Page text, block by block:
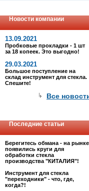
Новости компании
13.09.2021
Пробковые прокладки - 1 шт
за 18 копеек. Это выгодно!
29.03.2021
Большое поступление на
склад инструмент для стекла.
Спешите!
Все
Последние статьи
Берегитесь обмана - на рынке
появились круги для
обработки стекла
производства "КИТАЛИЯ"!
Инструмент для стекла
"переходники" - что, где,
когда?!